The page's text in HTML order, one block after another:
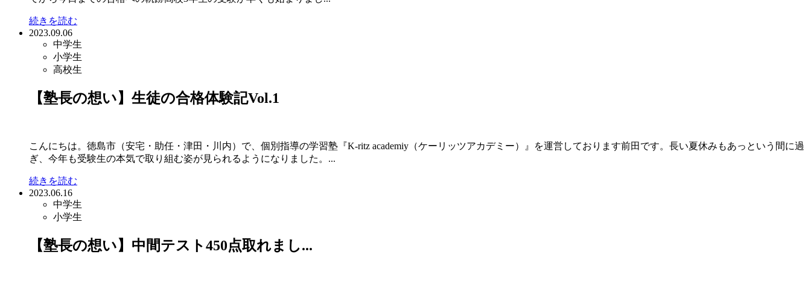
続きを読む
2023.09.06
中学生
小学生
高校生
【塾長の想い】生徒の合格体験記Vol.1
こんにちは。徳島市（安宅・助任・津田・川内）で、個別指導の学習塾『K-ritz academiy（ケーリッツアカデミー）』を運営しております前田です。長い夏休みもあっという間に過
ぎ、今年も受験生の本気で取り組む姿が見られるようになりました。...
続きを読む
2023.06.16
中学生
小学生
【塾長の想い】中間テスト450点取れまし...